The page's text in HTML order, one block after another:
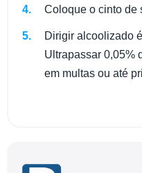
Coloque o cinto de
Dirigir alcoolizado
Ultrapassar 0,05%
em multas ou até